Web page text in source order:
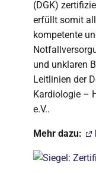
(DGK)
erfüllt somit
kompetente
und unklaren
Leitlinien der
Kardiologie –
e.V..
Mehr dazu: